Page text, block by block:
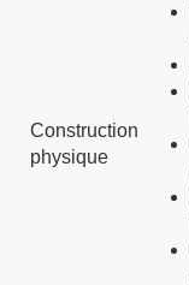
Construction
physique